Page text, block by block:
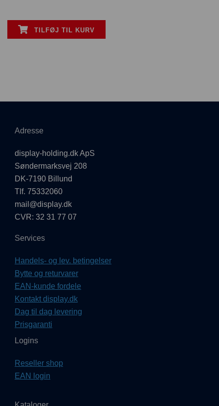
TILFØJ TIL KURV
Adresse
display-holding.dk ApS
Søndermarksvej 208
DK-7190 Billund
Tlf. 75332060
mail@display.dk
CVR: 32 31 77 07
Services
Handels- og lev. betingelser
Bytte og returvarer
EAN-kunde fordele
Kontakt display.dk
Dag til dag levering
Prisgaranti
Logins
Reseller shop
EAN login